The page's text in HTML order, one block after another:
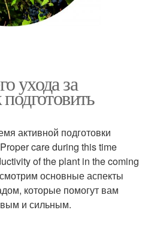
ухода за
активной подготовки
care during this time
of the plant in the coming
основные аспекты
которые помогут вам
и сильным.